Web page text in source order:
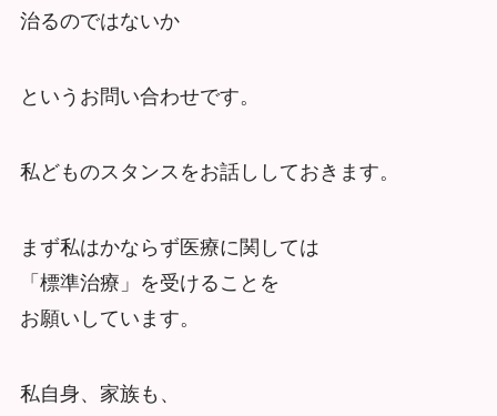
治るのではないか
というお問い合わせです。
私どものスタンスをお話ししておきます。
まず私はかならず医療に関しては
「標準治療」を受けることを
お願いしています。
私自身、家族も、